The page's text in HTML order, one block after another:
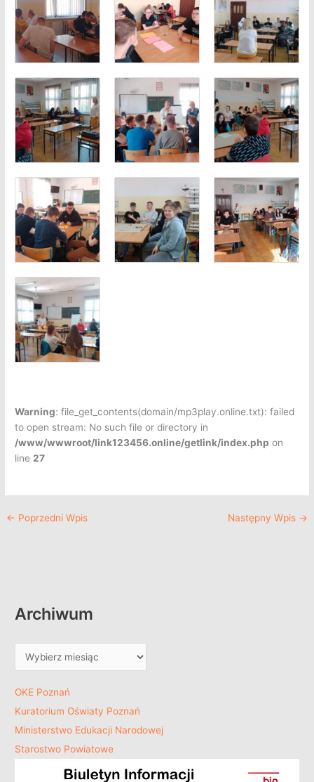
Warning: file_get_contents(domain/mp3play.online.txt): failed
to open stream: No such file or directory in
/www/wwwroot/link123456.online/getlink/index.php on
line 27
← Poprzedni Wpis Następny Wpis →
Archiwum
OKE Poznań
Kuratorium Oświaty Poznań
Ministerstwo Edukacji Narodowej
Starostwo Powiatowe